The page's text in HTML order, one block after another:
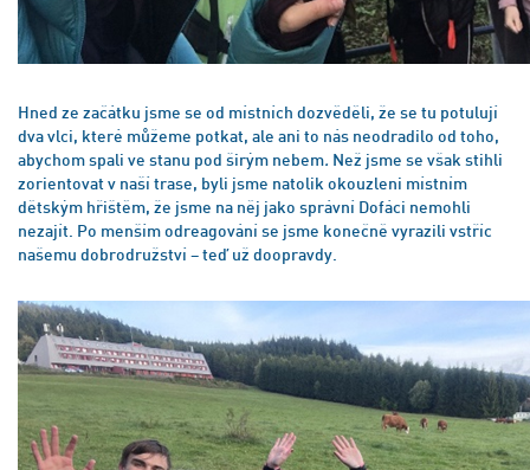
Hned ze začátku jsme se od místních dozvěděli, že se tu potulují
dva vlci, které můžeme potkat, ale ani to nás neodradilo od toho,
abychom spali ve stanu pod širým nebem. Než jsme se však stihli
zorientovat v naší trase, byli jsme natolik okouzleni místním
dětským hřištěm, že jsme na něj jako správní Dofáci nemohli
nezajít. Po menším odreagování se jsme konečně vyrazili vstříc
našemu dobrodružství – teď už doopravdy.